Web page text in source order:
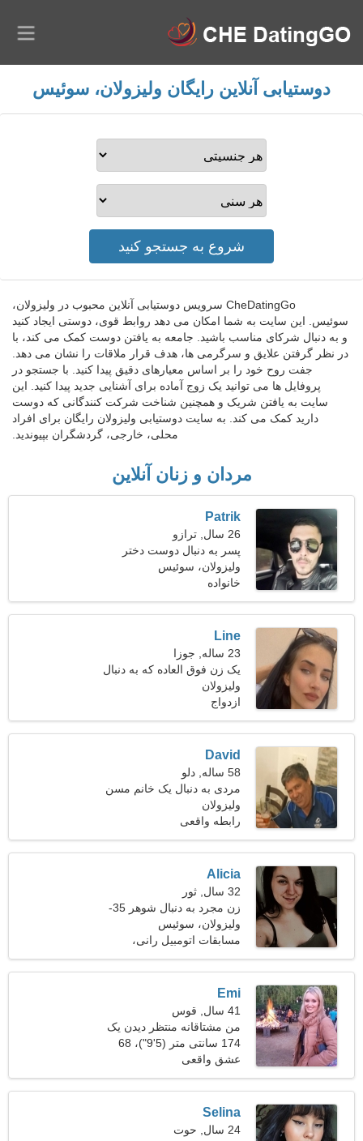
دوستیابی آنلاین رایگان ولیزولان، سوئیس
CheDatingGo سرویس دوستیابی آنلاین محبوب در ولیزولان،
سوئیس. این سایت به شما امکان می دهد روابط قوی، دوستی ایجاد کنید
و به دنبال شرکای مناسب باشید. جامعه به یافتن دوست کمک می کند، با
در نظر گرفتن علایق و سرگرمی ها، هدف قرار ملاقات را نشان می دهد.
جفت روح خود را بر اساس معیارهای دقیق پیدا کنید. با جستجو در
پروفایل ها می توانید یک زوج آماده برای آشنایی جدید پیدا کنید. این
سایت به یافتن شریک و همچنین شناخت شرکت کنندگانی که دوست
دارید کمک می کند. به سایت دوستیابی ولیزولان رایگان برای افراد
محلی، خارجی، گردشگران بپیوندید.
مردان و زنان آنلاین
Patrik
26 سال, ترازو
پسر به دنبال دوست دختر
است
ولیزولان، سوئیس
خانواده
Line
23 ساله, جوزا
یک زن فوق العاده که به دنبال
یک رابطه پرشور است
ولیزولان
ازدواج
David
58 ساله, دلو
مردی به دنبال یک خانم مسن
ولیزولان
رابطه واقعی
Alicia
32 سال, ثور
زن مجرد به دنبال شوهر 35-
42
ولیزولان، سوئیس
مسابقات اتومبیل رانی،
بولینگ
Emi
41 سال, قوس
من مشتاقانه منتظر دیدن یک
دوست فداکار هستم
174 سانتی متر (5'9")، 68
کیلوگرم (149 پوند)
عشق واقعی
Selina
24 سال, حوت